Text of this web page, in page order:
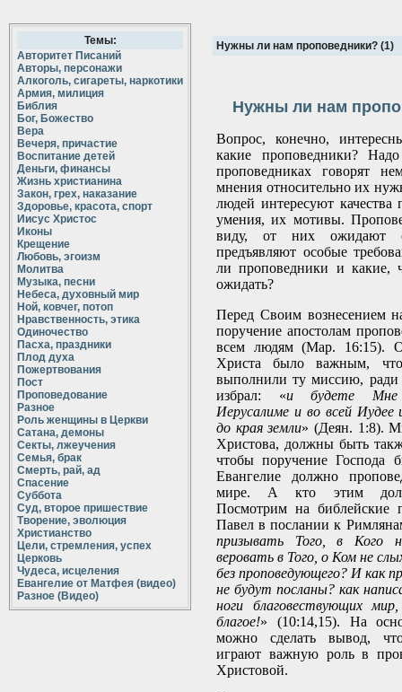
Темы:
Авторитет Писаний
Авторы, персонажи
Алкоголь, сигареты, наркотики
Армия, милиция
Библия
Бог, Божество
Вера
Вечеря, причастие
Воспитание детей
Деньги, финансы
Жизнь христианина
Закон, грех, наказание
Здоровье, красота, спорт
Иисус Христос
Иконы
Крещение
Любовь, эгоизм
Молитва
Музыка, песни
Небеса, духовный мир
Ной, ковчег, потоп
Нравственность, этика
Одиночество
Пасха, праздники
Плод духа
Пожертвования
Пост
Проповедование
Разное
Роль женщины в Церкви
Сатана, демоны
Секты, лжеучения
Семья, брак
Смерть, рай, ад
Спасение
Суббота
Суд, второе пришествие
Творение, эволюция
Христианство
Цели, стремления, успех
Церковь
Чудеса, исцеления
Евангелие от Матфея (видео)
Разное (Видео)
Нужны ли нам проповедники? (1)
Нужны ли нам
Вопрос, конечно,
какие проповедники?
проповедниках говорят
мнения относительно их
людей интересуют качества
умения, их мотивы.
виду, от них ожидают
предъявляют особые
ли проповедники и какие,
ожидать?
Перед Своим вознесением
поручение апостолам
всем людям (Мар. 16:15).
Христа было важным,
выполнили ту миссию, ради
избрал: «и будете Мне
Иерусалиме и во всей
до края земли» (Деян. 1:8).
Христова, должны быть
чтобы поручение Господа
Евангелие должно
мире. А кто этим
Посмотрим на библейские
Павел в послании к
призывать Того, в Кого
веровать в Того, о Ком не
без проповедующего? И как
не будут посланы? как
ноги благовествующих
благое!» (10:14,15). На
можно сделать вывод,
играют важную роль в
Христовой.